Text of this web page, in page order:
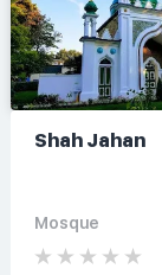
Shah Jahan
Mosque